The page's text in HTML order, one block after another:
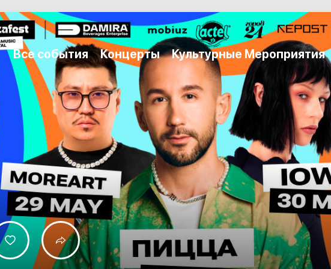
Все события Концерты Культурные Мероприятия